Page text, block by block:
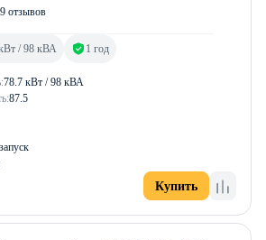
9 отзывов
78.7 кВт / 98 кВА
87.5
/ 98 кВА 1 год
Купить